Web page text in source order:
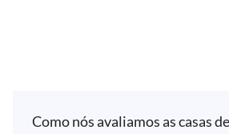
Como nós avaliamos as casas